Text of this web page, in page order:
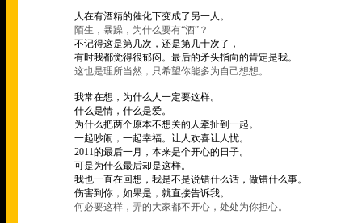
人在有酒精的催化下变成了另一人。
陌生，暴躁，为什么要有“酒” ？
不记得这是第几次，还是第几十次了，
有时我都觉得很郁闷。最后的矛头指向的肯定是我。
这也是理所当然，只希望你能多为自己想想。
我常在想，为什么人一定要这样。
什么是情，什么是爱。
为什么把两个原本不想关的人牵扯到一起。
一起吵闹，一起幸福。让人欢喜让人忧。
2011的最后一月，本来是个开心的日子。
可是为什么最后却是这样。
我也一直在回想，我是不是说错什么话，做错什么事。
伤害到你，如果是，就直接告诉我。
何必要这样，弄的大家都不开心，处处为你担心。